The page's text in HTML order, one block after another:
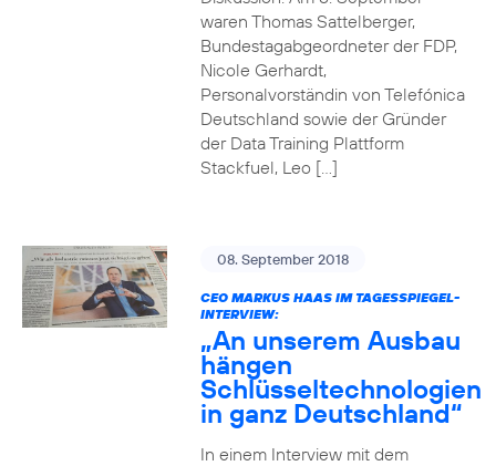
waren Thomas Sattelberger,
Bundestagabgeordneter der FDP,
Nicole Gerhardt,
Personalvorständin von Telefónica
Deutschland sowie der Gründer
der Data Training Plattform
Stackfuel, Leo […]
08. September 2018
CEO MARKUS HAAS IM TAGESSPIEGEL-
INTERVIEW:
„An unserem Ausbau
hängen
Schlüsseltechnologien
in ganz Deutschland“
In einem Interview mit dem